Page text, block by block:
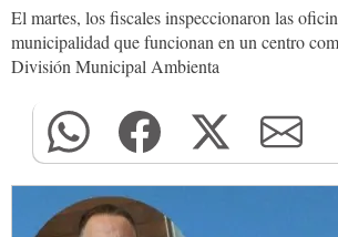
El martes, los fiscales inspeccionaron las
municipalidad que funcionan en un centro
División Municipal Ambienta